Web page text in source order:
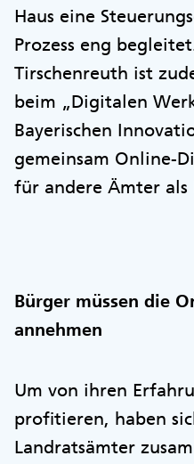
Haus eine
Prozess eng
Tirschenreuth ist
beim „Digitalen
Bayerischen
gemeinsam Online-
für andere Ämter
Bürger müssen die
annehmen
Um von ihren
profitieren, haben
Landratsämter